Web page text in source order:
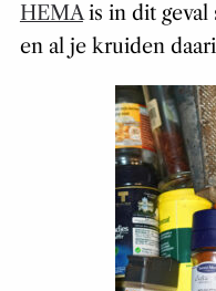
HEMAis in dit geval
en al je kruiden